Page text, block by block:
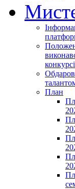
План